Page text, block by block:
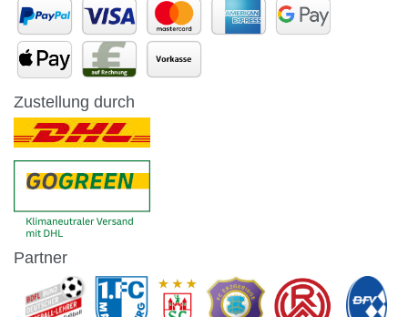
Zustellung durch
Partner